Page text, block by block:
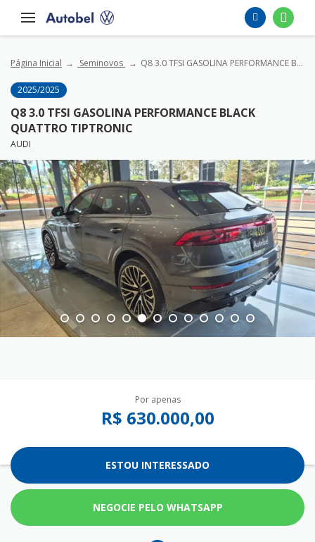
Página Inicial Seminovos Q8 3.0 TFSI GASOLINA PERFORMANCE BLACK QUATTRO TIPTRONIC
2025/2025
Q8 3.0 TFSI GASOLINA PERFORMANCE BLACK
QUATTRO TIPTRONIC
AUDI
Por apenas
R$ 630.000,00
ESTOU INTERESSADO
NEGOCIE PELO WHATSAPP